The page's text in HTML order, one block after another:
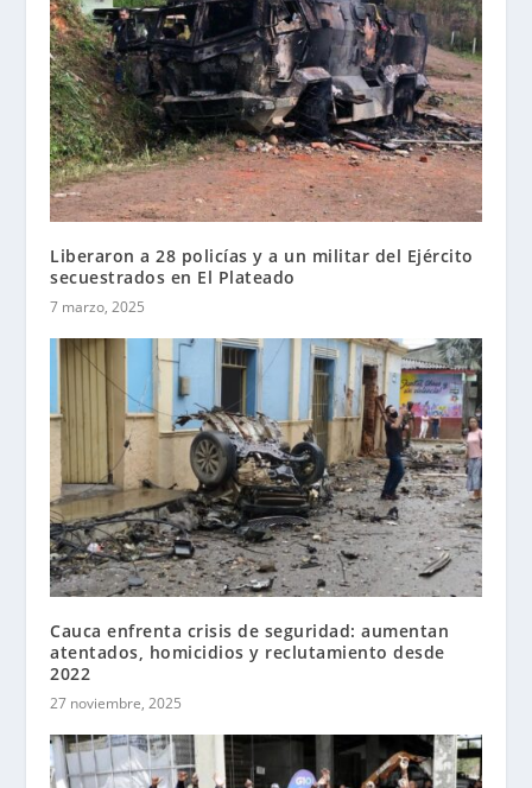
Liberaron a 28 policías y a un militar del Ejército
secuestrados en El Plateado
7 marzo, 2025
Cauca enfrenta crisis de seguridad: aumentan
atentados, homicidios y reclutamiento desde
2022
27 noviembre, 2025